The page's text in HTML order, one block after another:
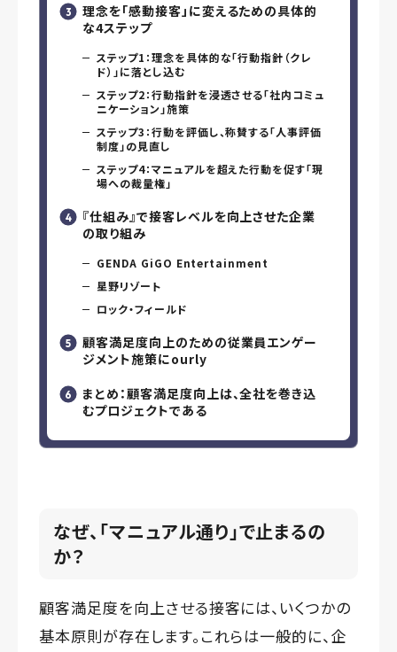
理念を「感動接客」に変えるための具体的
な4ステップ
ステップ1：理念を具体的な「行動指針（クレ
ド）」に落とし込む
ステップ2：行動指針を浸透させる「社内コミュ
ニケーション」施策
ステップ3：行動を評価し、称賛する「人事評価
制度」の見直し
ステップ4：マニュアルを超えた行動を促す「現
場への裁量権」
『仕組み』で接客レベルを向上させた企業
の取り組み
GENDA GiGO Entertainment
星野リゾート
ロック・フィールド
顧客満足度向上のための従業員エンゲー
ジメント施策にourly
まとめ：顧客満足度向上は、全社を巻き込
むプロジェクトである
なぜ、「マニュアル通り」で止まるの
か？
顧客満足度を向上させる接客には、いくつかの
基本原則が存在します。これらは一般的に、企